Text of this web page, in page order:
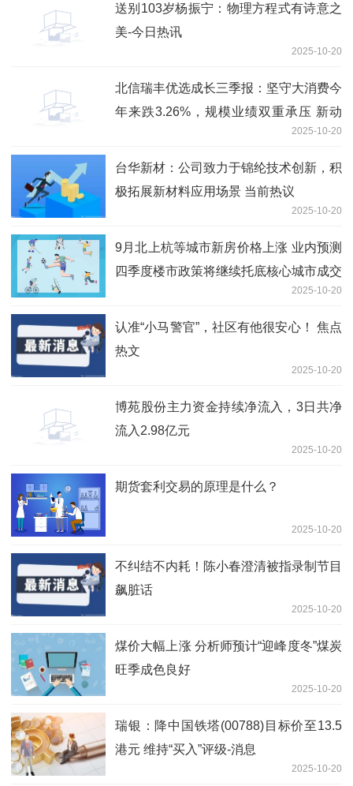
送别103岁杨振宁：物理方程式有诗意之
美-今日热讯
2025-10-20
北信瑞丰优选成长三季报：坚守大消费今
年来跌3.26%，规模业绩双重承压 新动
2025-10-20
台华新材：公司致力于锦纶技术创新，积
极拓展新材料应用场景 当前热议
2025-10-20
9月北上杭等城市新房价格上涨 业内预测
四季度楼市政策将继续托底核心城市成交
2025-10-20
认准“小马警官”，社区有他很安心！ 焦点
热文
2025-10-20
博苑股份主力资金持续净流入，3日共净
流入2.98亿元
2025-10-20
期货套利交易的原理是什么？
2025-10-20
不纠结不内耗！陈小春澄清被指录制节目
飙脏话
2025-10-20
煤价大幅上涨 分析师预计“迎峰度冬”煤炭
旺季成色良好
2025-10-20
瑞银：降中国铁塔(00788)目标价至13.5
港元 维持“买入”评级-消息
2025-10-20